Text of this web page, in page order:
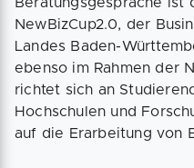
NewBizCup2.0, der
Landes Baden-
ebenso im Rahmen der
richtet sich an
Hochschulen und
auf die Erarbeitung von